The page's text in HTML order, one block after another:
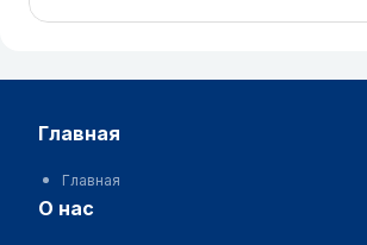
главная
Главная
о нас